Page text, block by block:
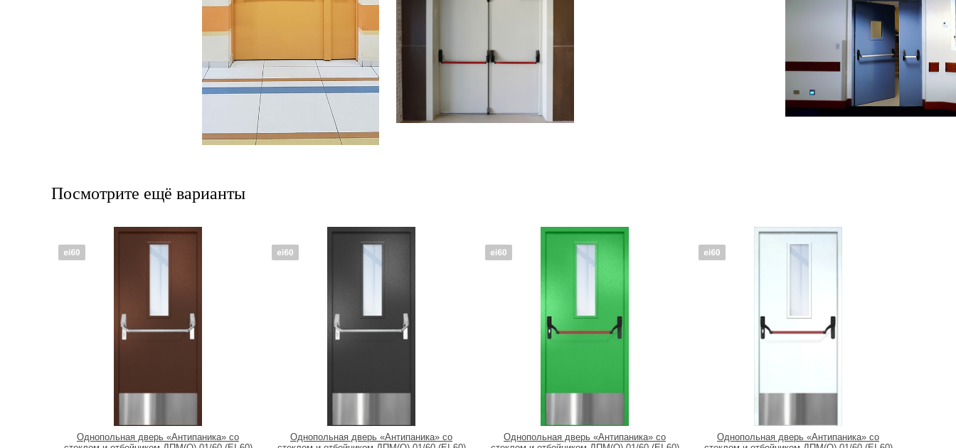
Посмотрите ещё варианты
Однопольная дверь «Антипаника» со
Однопольная дверь «Антипаника» со
Однопольная дверь «Антипаника» со
Однопольная дверь «Антипаника» со